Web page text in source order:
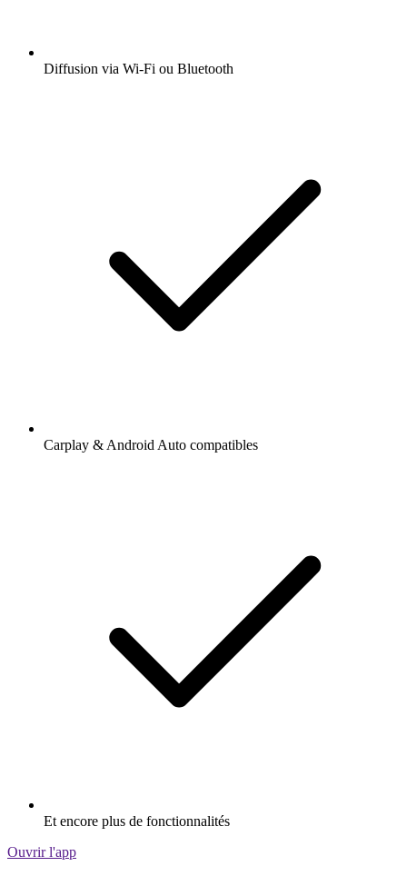
Diffusion via Wi-Fi ou Bluetooth
Carplay & Android Auto compatibles
Et encore plus de fonctionnalités
Ouvrir l'app